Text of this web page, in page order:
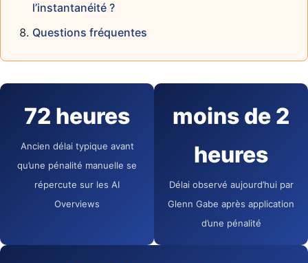
l’instantanéité ?
Questions fréquentes
72 heures
Ancien délai typique avant
qu’une pénalité manuelle se
répercute sur les AI
Overviews
moins de 2
heures
Délai observé aujourd’hui par
Glenn Gabe après application
d’une pénalité